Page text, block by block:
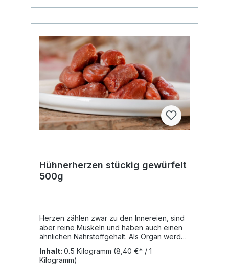
erhöhen. Fett sorgt zudem für glänzendes
Rohasche: 0,10% Rohfaser: <0,1
Feuchtigkeit: 18,70% Naturrein und frei von
Zusätzen! Du erhältst den Artikel
tiefgefroren in einzeln entnehmbaren
kleineren Brocken in
wiederverschließbarem Beutel. Gewünschte
Menge einfach aus der Tüte entnehmen,
Beutel wieder verschließen und den Beutel
zurück ins Eisfach legen. Ideal für eine
saubere und einfache Portionierung.
Hühnerherzen stückig gewürfelt
500g
Herzen zählen zwar zu den Innereien, sind
aber reine Muskeln und haben auch einen
ähnlichen Nährstoffgehalt. Als Organ werden
Herzen aber den Organen zugeordnet und
sind in der Summe nicht ganz so wertvolle
Nährstofflieferanten wie Leber oder Niere.
Inhalt: 0.5 Kilogramm (8,40 €* / 1
Kilogramm)